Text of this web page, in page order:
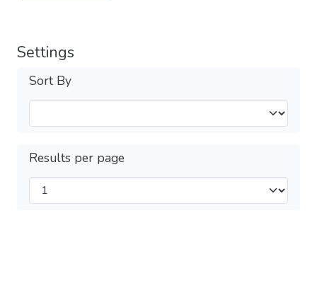
Settings
Sort By
Results per page